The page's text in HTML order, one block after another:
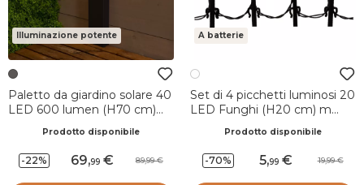
Illuminazione potente
Paletto da giardino solare 40
LED 600 lumen (H70 cm)
Prodotto disponibile
-22% 69,99 89,99
A batterie
Set di 4 picchetti luminosi 20
LED Funghi (H20 cm) m
Prodotto disponibile
-70% 5,99 19,99